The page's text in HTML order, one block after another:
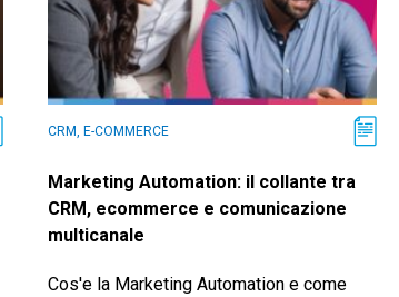
CRM, E-COMMERCE
Marketing Automation: il collante tra
CRM, ecommerce e comunicazione
multicanale
Cos'e la Marketing Automation e come